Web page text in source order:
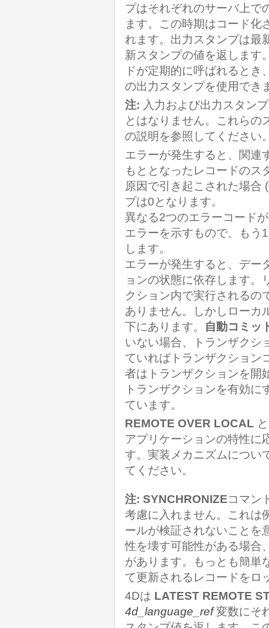
プはそれぞれのサーバ上で
ます。この時期はコード化
れます。出力スタンプは最
新スタンプの値を返します
ドが定期的に呼ばれると
の出力スタンプを使用でき
注: 入力および出力スタン
とはなりません。これらの
の説明を参照してください
エラーが発生すると、関連
もととなったレコードのス
原因で引き起こされた場合
プは0となります。
異なる2つのエラーコード
エラーを示すもので、もう
します。
エラーが発生すると、デー
ョンの状態に依存します。
クション内で実行されるの
ありません。しかしローカ
下にあります。 自動コミッ
いない場合、トランザクシ
ていればトランザクション
者はトランザクションを開
トランザクションを有効
ています。
REMOTE OVER LOCAL と
アプリケーションの特性に
す。実装メカニズムについ
てください。
注: SYNCHRONIZEコマン
考慮に入れません。これは
ールが検証されないことを
性を壊す可能性がある場合
があります。もっとも簡単
て更新されるレコードをロ
4Dは LATEST REMOTE
4d_language_ref変数にそ